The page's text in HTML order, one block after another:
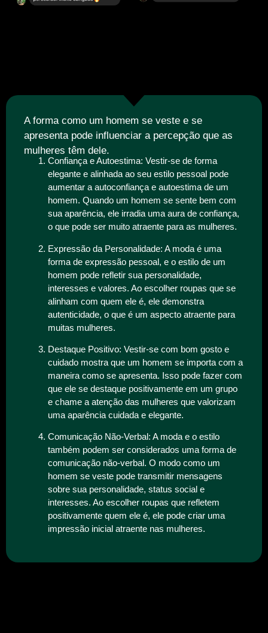
A forma como um homem se veste e se
apresenta pode influenciar a percepção que as
mulheres têm dele.
Confiança e Autoestima: Vestir-se de forma
elegante e alinhada ao seu estilo pessoal pode
aumentar a autoconfiança e autoestima de um
homem. Quando um homem se sente bem com
sua aparência, ele irradia uma aura de confiança,
o que pode ser muito atraente para as mulheres.
Expressão da Personalidade: A moda é uma
forma de expressão pessoal, e o estilo de um
homem pode refletir sua personalidade,
interesses e valores. Ao escolher roupas que se
alinham com quem ele é, ele demonstra
autenticidade, o que é um aspecto atraente para
muitas mulheres.
Destaque Positivo: Vestir-se com bom gosto e
cuidado mostra que um homem se importa com a
maneira como se apresenta. Isso pode fazer com
que ele se destaque positivamente em um grupo
e chame a atenção das mulheres que valorizam
uma aparência cuidada e elegante.
Comunicação Não-Verbal: A moda e o estilo
também podem ser considerados uma forma de
comunicação não-verbal. O modo como um
homem se veste pode transmitir mensagens
sobre sua personalidade, status social e
interesses. Ao escolher roupas que refletem
positivamente quem ele é, ele pode criar uma
impressão inicial atraente nas mulheres.